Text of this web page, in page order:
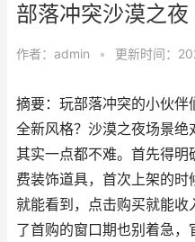
部落冲突沙漠之夜
作者： admin • 更新时间：
摘要：玩部落冲突的小伙
全新风格？沙漠之夜场景
其实一点都不难。首先得
费装饰道具，首次上架的
就能看到，点击购买就能
了首购的窗口期也别着急，